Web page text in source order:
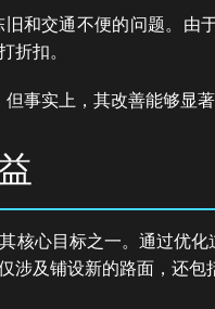
和交通不便的问题。
折扣。
事实上，其改善能够显
核心目标之一。通过优
及铺设新的路面，还包